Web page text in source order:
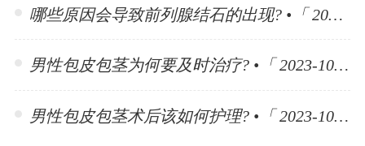
哪些原因会导致前列腺结石的出现? •「 2023-11-10 」
男性包皮包茎为何要及时治疗? •「 2023-10-30 」
男性包皮包茎术后该如何护理? •「 2023-10-30 」